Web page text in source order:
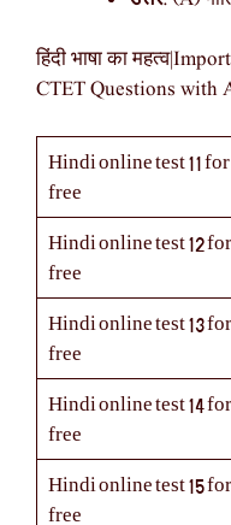
हिंदी भाषा का
CTET Questions with
Hindi online test 11 for
free
Hindi online test 12 for
free
Hindi online test 13 for
free
Hindi online test 14 for
free
Hindi online test 15 for
free